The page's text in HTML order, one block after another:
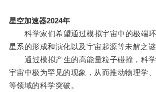
星空加速器2024年
科学家们希望通过模拟宇宙中的极端环
星系的形成和演化以及宇宙起源等未解之谜
通过模拟产生的高能量粒子碰撞，科学
宇宙中极为罕见的现象，从而推动物理学
等领域的科学突破。